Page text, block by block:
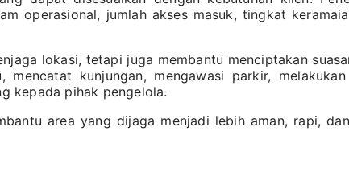
operasional, jumlah akses masuk, tingkat
lokasi, tetapi juga membantu menciptakan
kunjungan, mengawasi parkir,
kepada pihak pengelola.
area yang dijaga menjadi lebih aman, rapi,